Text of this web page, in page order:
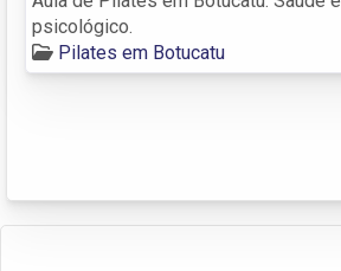
psicológico.
Pilates em Botucatu